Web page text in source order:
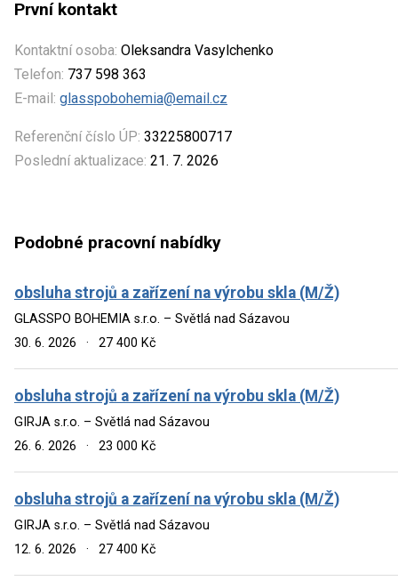
První kontakt
Kontaktní osoba: Oleksandra Vasylchenko
Telefon: 737 598 363
E-mail: glasspobohemia@email.cz
Referenční číslo ÚP: 33225800717
Poslední aktualizace: 21. 7. 2026
Podobné pracovní nabídky
obsluha strojů a zařízení na výrobu skla (M/Ž)
GLASSPO BOHEMIA s.r.o. – Světlá nad Sázavou
30. 6. 2026
· 27 400 Kč
obsluha strojů a zařízení na výrobu skla (M/Ž)
GIRJA s.r.o. – Světlá nad Sázavou
26. 6. 2026
· 23 000 Kč
obsluha strojů a zařízení na výrobu skla (M/Ž)
GIRJA s.r.o. – Světlá nad Sázavou
12. 6. 2026
· 27 400 Kč